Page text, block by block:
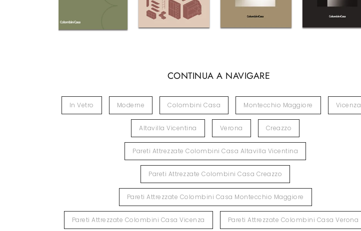
CONTINUA A NAVIGARE
In Vetro Moderne Colombini Casa Montecchio Maggiore Vicenza
Altavilla Vicentina Verona Creazzo
Pareti Attrezzate Colombini Casa Altavilla Vicentina
Pareti Attrezzate Colombini Casa Creazzo
Pareti Attrezzate Colombini Casa Montecchio Maggiore
Pareti Attrezzate Colombini Casa Vicenza Pareti Attrezzate Colombini Casa Verona